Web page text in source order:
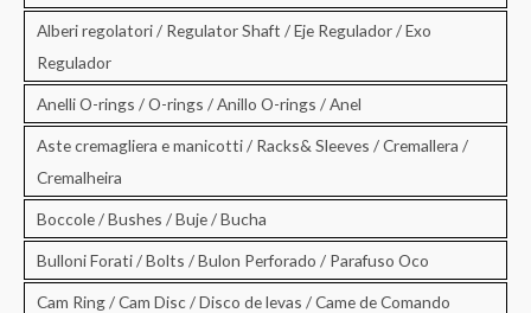
Alberi regolatori / Regulator Shaft / Eje Regulador / Exo
Regulador
Anelli O-rings / O-rings / Anillo O-rings / Anel
Aste cremagliera e manicotti / Racks& Sleeves / Cremallera /
Cremalheira
Boccole / Bushes / Buje / Bucha
Bulloni Forati / Bolts / Bulon Perforado / Parafuso Oco
Cam Ring / Cam Disc / Disco de levas / Came de Comando